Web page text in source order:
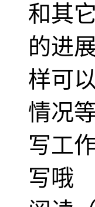
和其
的进
样可
情况
写工
写哦